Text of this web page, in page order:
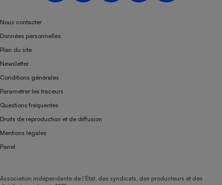
Nous contacter
Données personnelles
Plan du site
Newsletter
Conditions générales
Paramétrer les traceurs
Questions fréquentes
Droits de reproduction et de diffusion
Mentions légales
Panel
Association indépendante de l’État, des syndicats, des producteurs et des